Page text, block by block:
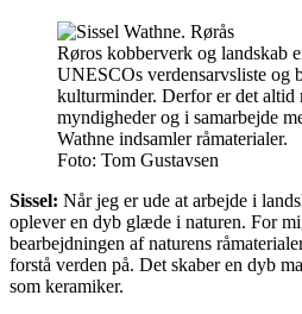
Røros kobberverk og landskab
UNESCOs verdensarvsliste og
kulturminder. Derfor er det altid
myndigheder og i samarbejde
Wathne indsamler råmaterialer.
Foto: Tom Gustavsen
Sissel: Når jeg er ude at arbejde i
oplever en dyb glæde i naturen. For
bearbejdningen af naturens
forstå verden på. Det skaber en dyb
som keramiker.